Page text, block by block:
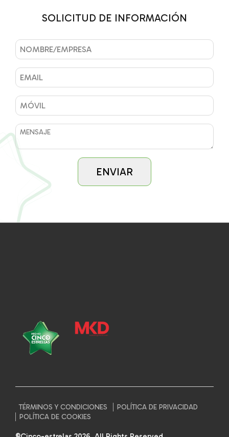
SOLICITUD DE INFORMACIÓN
TÉRMINOS Y CONDICIONES
POLÍTICA DE PRIVACIDAD
POLÍTICA DE COOKIES